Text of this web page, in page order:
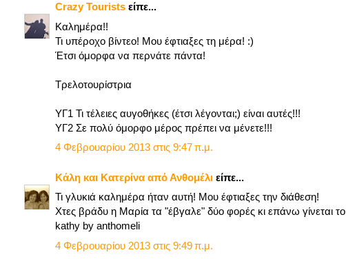
Crazy Tourists είπε...
Καλημέρα!!
Τι υπέροχο βίντεο! Μου έφτιαξες τη μέρα! :)
Έτσι όμορφα να περνάτε πάντα!
Τρελοτουρίστρια
ΥΓ1 Τι τέλειες αυγοθήκες (έτσι λέγονται;) είναι αυτές!!!
ΥΓ2 Σε πολύ όμορφο μέρος πρέπει να μένετε!!!
4 Φεβρουαρίου 2013 στις 9:47 π.μ.
Κάλη και Κατερίνα από Ανθομέλι είπε...
Τι γλυκιά καλημέρα ήταν αυτή! Μου έφτιαξες την διάθεση!
Χτες βράδυ η Μαρία τα "έβγαλε" δύο φορές κι επάνω γίνεται
kathy by anthomeli
4 Φεβρουαρίου 2013 στις 9:49 π.μ.